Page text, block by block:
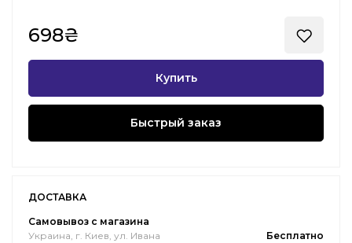
698₴
Купить
Быстрый заказ
ДОСТАВКА
Самовывоз с магазина
Украина, г. Киев, ул. Ивана
Бесплатно